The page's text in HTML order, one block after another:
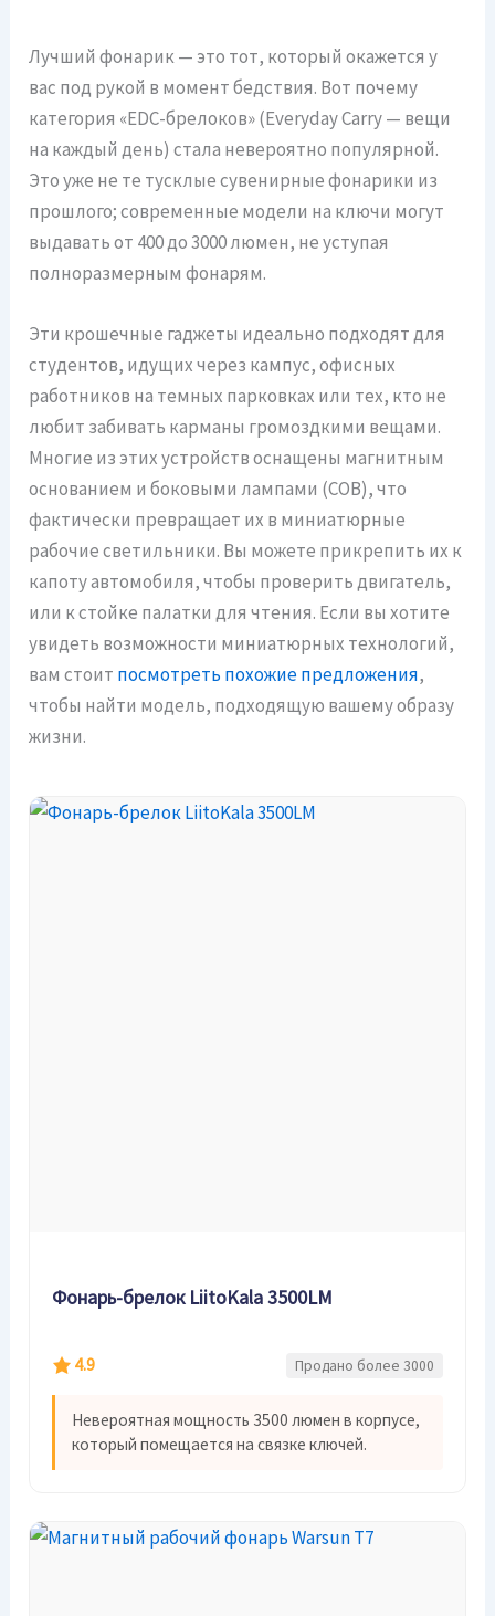
Лучший фонарик — это тот, который окажется у
вас под рукой в момент бедствия. Вот почему
категория «EDC-брелоков» (Everyday Carry — вещи
на каждый день) стала невероятно популярной.
Это уже не те тусклые сувенирные фонарики из
прошлого; современные модели на ключи могут
выдавать от 400 до 3000 люмен, не уступая
полноразмерным фонарям.
Эти крошечные гаджеты идеально подходят для
студентов, идущих через кампус, офисных
работников на темных парковках или тех, кто не
любит забивать карманы громоздкими вещами.
Многие из этих устройств оснащены магнитным
основанием и боковыми лампами (COB), что
фактически превращает их в миниатюрные
рабочие светильники. Вы можете прикрепить их к
капоту автомобиля, чтобы проверить двигатель,
или к стойке палатки для чтения. Если вы хотите
увидеть возможности миниатюрных технологий,
вам стоит посмотреть похожие предложения,
чтобы найти модель, подходящую вашему образу
жизни.
Фонарь-брелок LiitoKala 3500LM
4.9 Продано более 3000
Невероятная мощность 3500 люмен в корпусе,
который помещается на связке ключей.